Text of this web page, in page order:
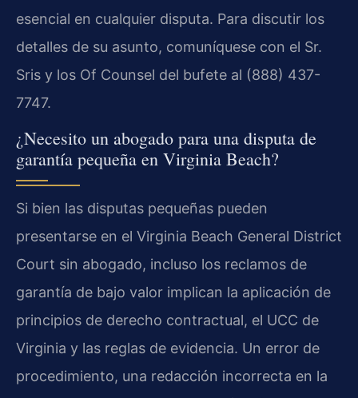
esencial en cualquier disputa. Para discutir los
detalles de su asunto, comuníquese con el Sr.
Sris y los Of Counsel del bufete al (888) 437-
7747.
¿Necesito un abogado para una disputa de
garantía pequeña en Virginia Beach?
Si bien las disputas pequeñas pueden
presentarse en el Virginia Beach General District
Court sin abogado, incluso los reclamos de
garantía de bajo valor implican la aplicación de
principios de derecho contractual, el UCC de
Virginia y las reglas de evidencia. Un error de
procedimiento, una redacción incorrecta en la